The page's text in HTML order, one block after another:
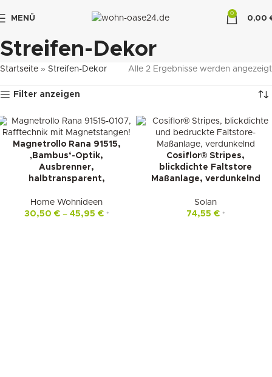
MENÜ
0
0,00
Streifen-Dekor
Startseite » Streifen-Dekor Alle 2 Ergebnisse werden angezeigt
Filter anzeigen
Magnetrollo Rana 91515,
‚Bambus‘-Optik,
Ausbrenner,
halbtransparent,
Home Wohnideen
30,50 €– 45,95 € *
Cosiflor® Stripes,
blickdichte Faltstore
Maßanlage, verdunkelnd
Solan
74,55 € *